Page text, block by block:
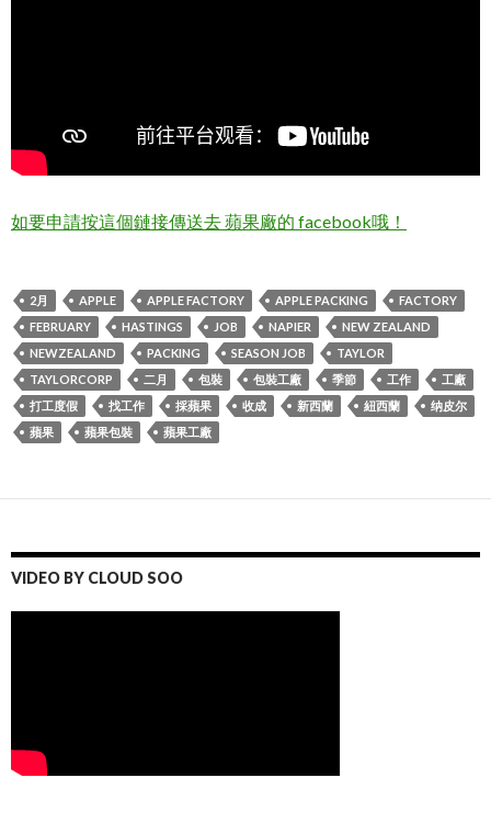
如要申請按這個鏈接傳送去 蘋果廠的 facebook哦！
2月 APPLE APPLE FACTORY APPLE PACKING
FACTORY
FEBRUARY
HASTINGS JOB NAPIER
NEW ZEALAND
NEWZEALAND
PACKING SEASON JOB
TAYLOR
TAYLORCORP
二月 包裝 包裝工廠 季節 工作
工廠
打工度假
找工作 採蘋果 收成 新西蘭 紐西蘭
纳皮尔
蘋果
蘋果包裝 蘋果工廠
VIDEO BY CLOUD SOO